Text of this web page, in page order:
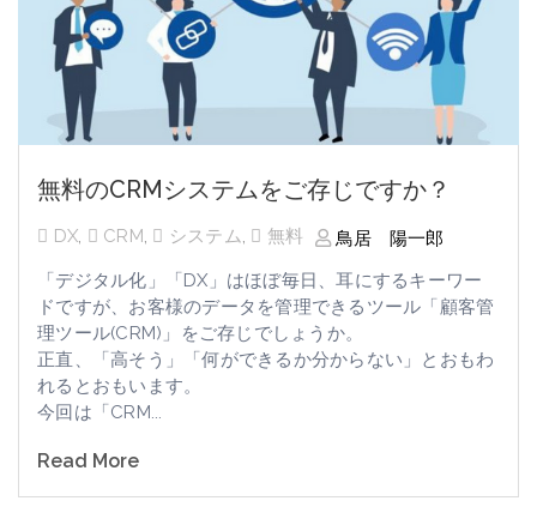
無料のCRMシステムをご存じですか？
DX CRM システム 無料
鳥居 陽一郎
「デジタル化」「DX 」はほぼ毎日、耳にするキーワー
ドですが、お客様のデータを管理できるツール「顧客管
理ツール(CRM) 」をご存じでしょうか。
正直、「高そう」「何ができるか分からない」とおもわ
れるとおもいます。
今回は「CRM
Read More